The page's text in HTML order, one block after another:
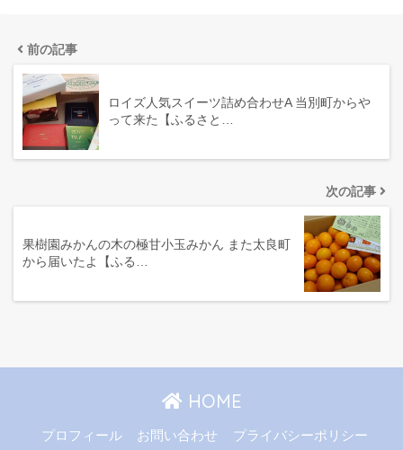
前の記事
ロイズ人気スイーツ詰め合わせA 当別町からや
って来た【ふるさと…
次の記事
果樹園みかんの木の極甘小玉みかん また太良町
から届いたよ【ふる…
HOME
プロフィール お問い合わせ プライバシーポリシー